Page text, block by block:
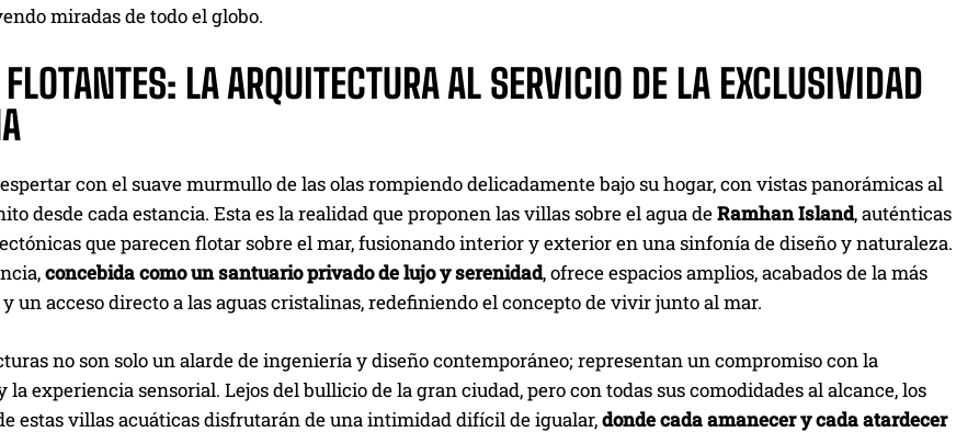
miradas de todo el globo.
LA ARQUITECTURA AL SERVICIO DE LA EXCLUSIVIDAD
con el suave murmullo de las olas rompiendo delicadamente bajo su hogar, con vistas panorámicas al
desde cada estancia. Esta es la realidad que proponen las villas sobre el agua deRamhan Island, auténticas
que parecen flotar sobre el mar, fusionando interior y exterior en una sinfonía de diseño y naturaleza.
concebida como un santuario privado de lujo y serenidad, ofrece espacios amplios, acabados de la más
un acceso directo a las aguas cristalinas, redefiniendo el concepto de vivir junto al mar.
no son solo un alarde de ingeniería y diseño contemporáneo; representan un compromiso con la
la experiencia sensorial. Lejos del bullicio de la gran ciudad, pero con todas sus comodidades al alcance, los
estas villas acuáticas disfrutarán de una intimidad difícil de igualar,donde cada amanecer y cada atardecer